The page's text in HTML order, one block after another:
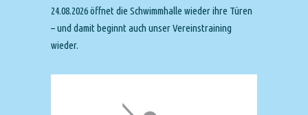
24.08.2026 öffnet die Schwimmhalle wieder ihre Türen
– und damit beginnt auch unser Vereinstraining
wieder.